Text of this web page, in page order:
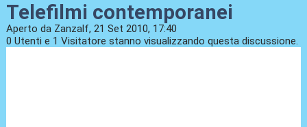
Telefilmi contemporanei
Aperto da Zanzalf, 21 Set 2010, 17:40
0 Utenti e 1 Visitatore stanno visualizzando questa discussione.